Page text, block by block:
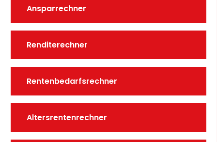
Ansparrechner
Renditerechner
Rentenbedarfsrechner
Altersrentenrechner